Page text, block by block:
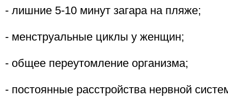
- лишние 5-10 минут загара на пляже;
- менструальные циклы у женщин;
- общее переутомление организма;
- постоянные расстройства нервной